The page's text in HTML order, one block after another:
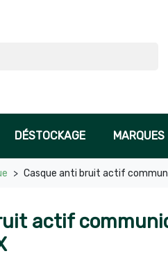
DÉSTOCKAGE MARQUES
Casque anti bruit actif
actif